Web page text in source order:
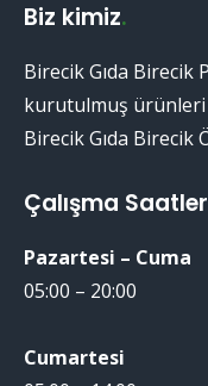
Biz kimiz.
Birecik Gıda Birecik
kurutulmuş
Birecik Gıda Birecik
Çalışma
Pazartesi – Cuma
05:00 – 20:00
Cumartesi